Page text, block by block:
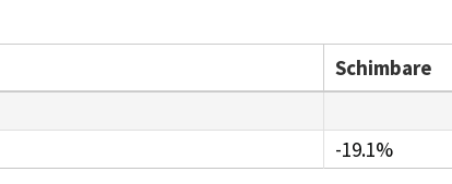
Schimbare
-19.1%